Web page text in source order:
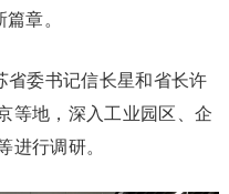
章。
委书记信长星和省长许
等地，深入工业园区、企
进行调研。